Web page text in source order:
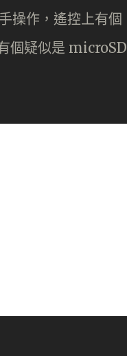
操作，遙控上有個
個疑似是 microSD